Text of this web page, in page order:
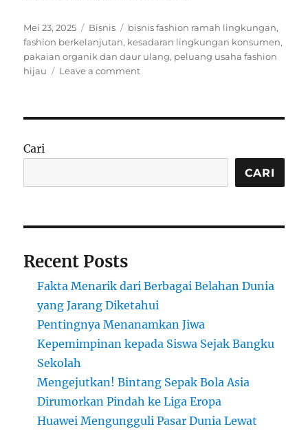
Posted
on
Mei 23, 2025 Categories
Bisnis Tags
bisnis fashion ramah lingkungan,
fashion berkelanjutan, kesadaran lingkungan konsumen,
pakaian organik dan daur ulang, peluang usaha fashion
hijau
Leave a commenton
Lingkungan
Semakin
Cari
CARI
Recent Posts
Fakta Menarik dari Berbagai Belahan Dunia
yang Jarang Diketahui
Pentingnya Menanamkan Jiwa
Kepemimpinan kepada Siswa Sejak Bangku
Sekolah
Mengejutkan! Bintang Sepak Bola Asia
Dirumorkan Pindah ke Liga Eropa
Huawei Mengungguli Pasar Dunia Lewat